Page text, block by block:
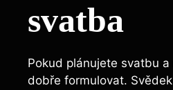
svatba
Pokud plánujete svatbu
dobře formulovat.